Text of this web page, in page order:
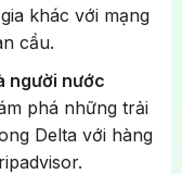
khác với mạng
cầu.
người nước
phá những trải
Delta với hàng